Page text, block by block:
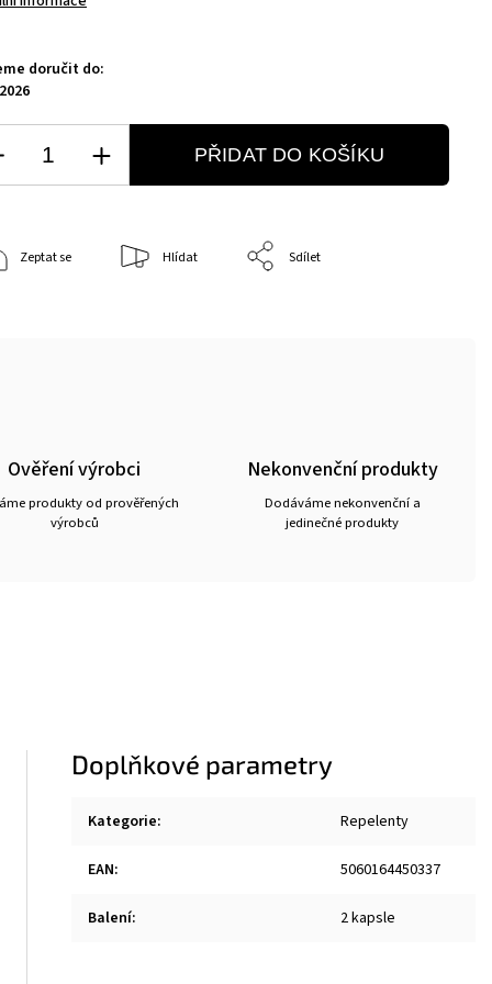
doručit do:
PŘIDAT DO KOŠÍKU
Zeptat se Hlídat Sdílet
Ověření výrobci
produkty od prověřených
výrobců
Nekonvenční produkty
Dodáváme nekonvenční a
jedinečné produkty
Doplňkové parametry
Kategorie: Repelenty
EAN: 5060164450337
Balení: 2 kapsle